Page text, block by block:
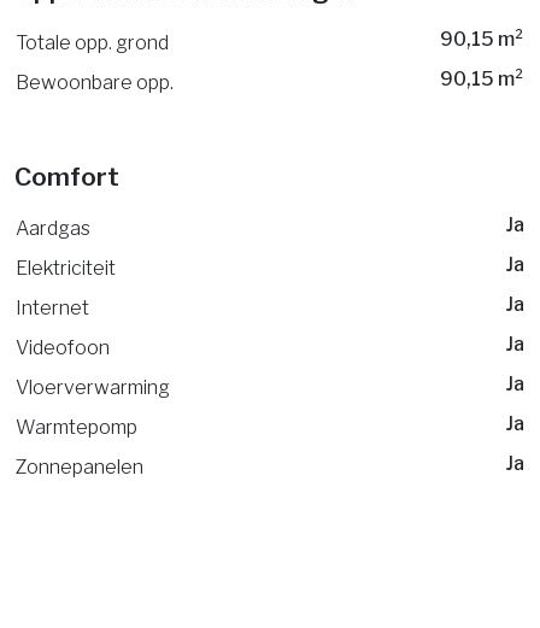
Totale opp. grond
90,15 m²
Bewoonbare opp.
90,15 m²
Comfort
Aardgas
Ja
Elektriciteit
Ja
Internet
Ja
Videofoon
Ja
Vloerverwarming
Ja
Warmtepomp
Ja
Zonnepanelen
Ja